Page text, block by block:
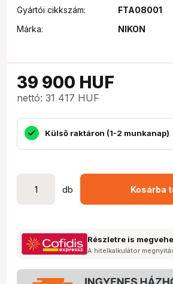
Gyártói cikkszám:
FTA08001
Márka:
NIKON
39 900 HUF
nettó: 31 417 HUF
Külső raktáron (1-2 munkanap)
db Kosárba
Részletre is
A hitelkalkulátor